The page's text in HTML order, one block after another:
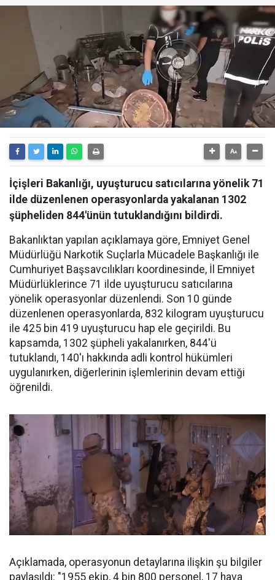
İçişleri Bakanlığı, uyuşturucu satıcılarına yönelik 71
ilde düzenlenen operasyonlarda yakalanan 1302
şüpheliden 844'ünün tutuklandığını bildirdi.
Bakanlıktan yapılan açıklamaya göre, Emniyet Genel
Müdürlüğü Narkotik Suçlarla Mücadele Başkanlığı ile
Cumhuriyet Başsavcılıkları koordinesinde, İl Emniyet
Müdürlüklerince 71 ilde uyuşturucu satıcılarına
yönelik operasyonlar düzenlendi. Son 10 günde
düzenlenen operasyonlarda, 832 kilogram uyuşturucu
ile 425 bin 419 uyuşturucu hap ele geçirildi. Bu
kapsamda, 1302 şüpheli yakalanırken, 844'ü
tutuklandı, 140'ı hakkında adli kontrol hükümleri
uygulanırken, diğerlerinin işlemlerinin devam ettiği
öğrenildi.
Açıklamada, operasyonun detaylarına ilişkin şu bilgiler
paylaşıldı: "1955 ekip, 4 bin 800 personel, 17 hava